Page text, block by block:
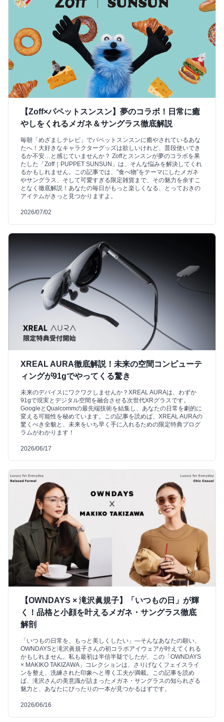
【Zoff×パペットスンスン】夢のコラボ！日常に癒
やしをくれるメガネ＆サングラス徹底解説
毎朝「めざましテレビ」でパペットスンスンに癒やされているあな
たへ！大好きなキャラクターグッズは欲しいけれど、普段使いでき
るか不安…と感じていませんか？ Zoffとスンスンが夢のコラボを果
たした「Zoff｜PUPPET SUNSUN」は、そんな悩みを解決してくれ
るかもしれません。この記事では、”食べ物”をテーマにしたメガネ
やサングラス、そして可愛すぎる限定雑貨まで、その魅力を余すこ
となく徹底解説！あなたの毎日がもっと楽しくなる、とっておきの
アイテムがきっと見つかりますよ。
2026/07/02
XREAL AURA徹底解説！未来の空間コンピューテ
ィングが91gでやってくる驚き
未来のデバイスにワクワクしませんか？XREAL AURAは、わずか
91gで現実とデジタル空間を融合させる次世代XRグラスです。
GoogleとQualcommの最先端技術を結集し、あなたの日常を劇的に
変える可能性を秘めています。この記事を読めば、XREAL AURAの
驚くべき全貌と、未来をいち早く手に入れるための限定特典プログ
ラムがわかります！
2026/06/17
【OWNDAYS × 滝沢眞規子】「いつもの日」が輝
く！品格と小顔を叶えるメガネ・サングラス徹底
解剖
「いつもの日常を、もっと美しくしたい」—そんなあなたの願い、
OWNDAYSと滝沢眞規子さんの初コラボアイウェアが叶えてくれる
かもしれません。私も最初は半信半疑でしたが、この「OWNDAYS
× MAKIKO TAKIZAWA」コレクションは、さりげなくフェイスライ
ンを整え、洗練された印象へと導く工夫が満載。この記事を読め
ば、滝沢さんの美意識が詰まったメガネ・サングラスの知られざる
魅力と、あなたにぴったりの一本が見つかるはずです。
2026/06/16